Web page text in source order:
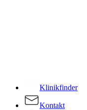
Klinikfinder
Kontakt